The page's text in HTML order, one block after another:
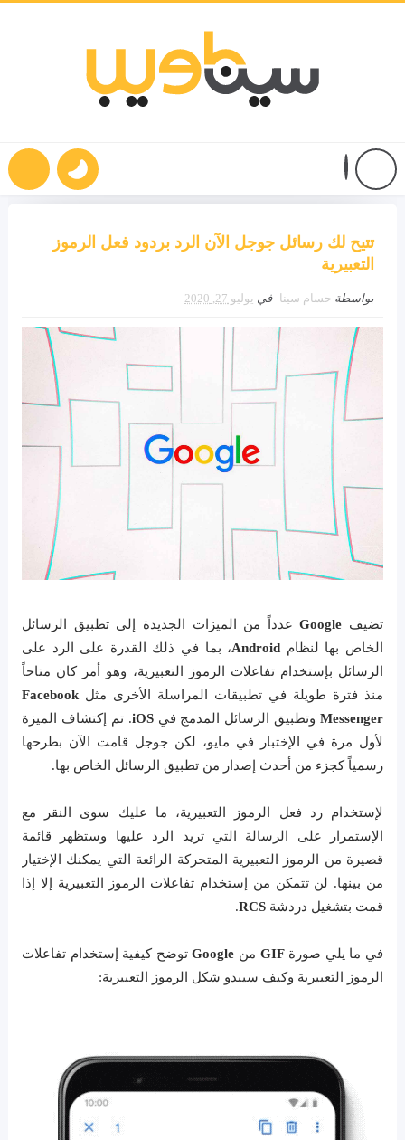
تتيح لك رسائل جوجل الآن الرد بردود فعل الرموز
التعبيرية
بواسطة حسام سينا في يوليو 27, 2020
تضيف Google عدداً من الميزات الجديدة إلى تطبيق الرسائل
الخاص بها لنظام Android، بما في ذلك القدرة على الرد على
الرسائل بإستخدام تفاعلات الرموز التعبيرية، وهو أمر كان متاحاً
منذ فترة طويلة في تطبيقات المراسلة الأخرى مثلFacebook
Messenger وتطبيق الرسائل المدمج فيiOS. تم إكتشاف الميزة
لأول مرة في الإختبار في مايو، لكن جوجل قامت الآن بطرحها
رسمياً كجزء من أحدث إصدار من تطبيق الرسائل الخاص بها.
لإستخدام رد فعل الرموز التعبيرية، ما عليك سوى النقر مع
الإستمرار على الرسالة التي تريد الرد عليها وستظهر قائمة
قصيرة من الرموز التعبيرية المتحركة الرائعة التي يمكنك الإختيار
من بينها. لن تتمكن من إستخدام تفاعلات الرموز التعبيرية إلا إذا
قمت بتشغيل دردشة RCS
.
في ما يلي صورةGIF من Googleتوضح كيفية إستخدام تفاعلات
الرموز التعبيرية وكيف سيبدو شكل الرموز التعبيرية: